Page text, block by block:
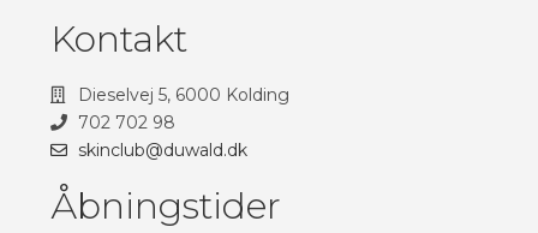
Kontakt
Dieselvej 5, 6000 Kolding
702 702 98
skinclub@duwald.dk
Åbningstider